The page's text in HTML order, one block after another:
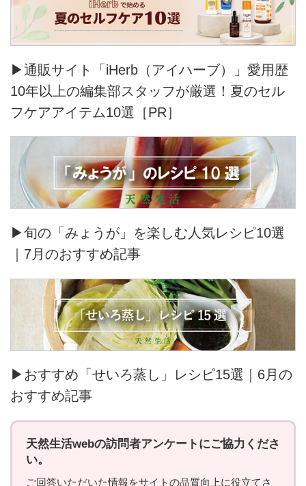
▶通販サイト「iHerb（アイハーブ）」愛用歴
10年以上の編集部スタッフが厳選！夏のセル
フケアアイテム10選［PR］
▶旬の「みょうが」を楽しむ人気レシピ10選
｜7月のおすすめ記事
▶おすすめ「せいろ蒸し」レシピ15選｜6月の
おすすめ記事